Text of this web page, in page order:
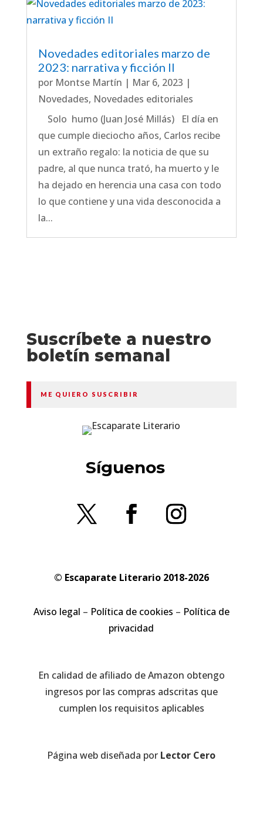
Novedades editoriales marzo de
2023: narrativa y ficción II
por Montse Martín | Mar 6, 2023 |
Novedades, Novedades editoriales
Solo humo (Juan José Millás) El día en
que cumple dieciocho años, Carlos recibe
un extraño regalo: la noticia de que su
padre, al que nunca trató, ha muerto y le
ha dejado en herencia una casa con todo
lo que contiene y una vida desconocida a
la...
Suscríbete a nuestro
boletín semanal
ME QUIERO SUSCRIBIR
Síguenos
© Escaparate Literario 2018-2026
Aviso legal – Política de cookies – Política de
privacidad
En calidad de afiliado de Amazon obtengo
ingresos por las compras adscritas que
cumplen los requisitos aplicables
Página web diseñada por Lector Cero